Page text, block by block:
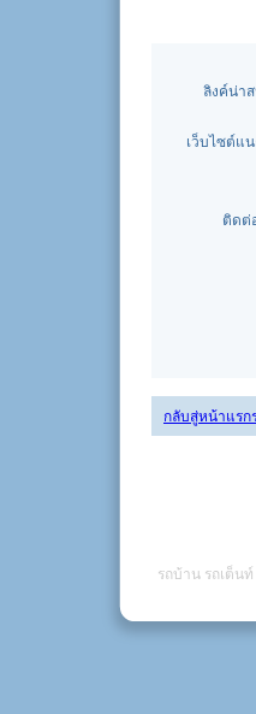
ลิงค์น่า
เว็บไซต์แ
ติดต่
กลับสู่หน้าแรก
รถบ้าน รถเต็นท์